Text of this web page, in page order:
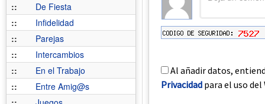
::
De Fiesta
::
Infidelidad
::
Parejas
::
Intercambios
::
En el Trabajo
::
Entre Amig@s
Al añadir datos,
Privacidad para el uso del